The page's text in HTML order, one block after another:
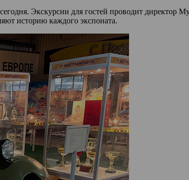
Экскурсии для гостей проводит директор
историю каждого экспоната.